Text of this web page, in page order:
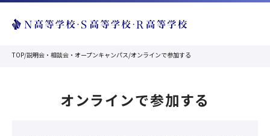
TOP/説明会・相談会・オープンキャンパス/オンラインで参加する
オンラインで参加する